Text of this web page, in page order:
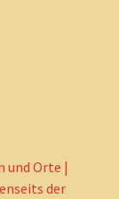
und Orte |
der